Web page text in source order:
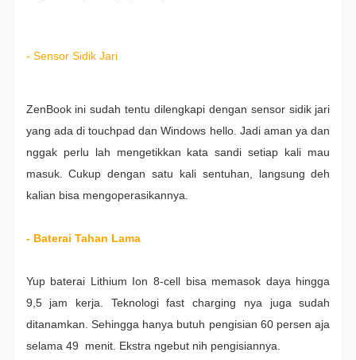
- Sensor Sidik Jari
ZenBook ini sudah tentu dilengkapi dengan sensor sidik jari
yang ada di touchpad dan Windows hello. Jadi aman ya dan
nggak perlu lah mengetikkan kata sandi setiap kali mau
masuk. Cukup dengan satu kali sentuhan, langsung deh
kalian bisa mengoperasikannya.
- Baterai Tahan Lama
Yup baterai Lithium Ion 8-cell bisa memasok daya hingga
9,5 jam kerja. Teknologi fast charging nya juga sudah
ditanamkan. Sehingga hanya butuh pengisian 60 persen aja
selama 49 menit. Ekstra ngebut nih pengisiannya.